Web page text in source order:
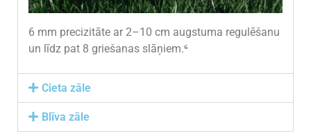
6 mm precizitāte ar 2–10 cm augstuma regulēšanu
un līdz pat 8 griešanas slāņiem.⁶
Cieta zāle
Blīva zāle